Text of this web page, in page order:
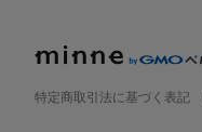
特定商取引法に基づく表記